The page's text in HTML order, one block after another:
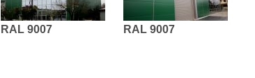
RAL 9007 RAL 9007